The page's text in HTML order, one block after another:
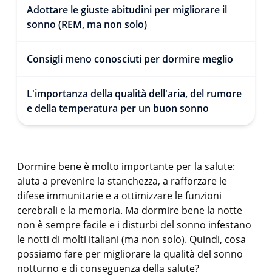
Adottare le giuste abitudini per migliorare il
sonno (REM, ma non solo)
Consigli meno conosciuti per dormire meglio
L'importanza della qualità dell'aria, del rumore
e della temperatura per un buon sonno
Dormire bene è molto importante per la salute:
aiuta a prevenire la stanchezza, a rafforzare le
difese immunitarie e a ottimizzare le funzioni
cerebrali e la memoria. Ma dormire bene la notte
non è sempre facile e i disturbi del sonno infestano
le notti di molti italiani (ma non solo). Quindi, cosa
possiamo fare per migliorare la qualità del sonno
notturno e di conseguenza della salute?